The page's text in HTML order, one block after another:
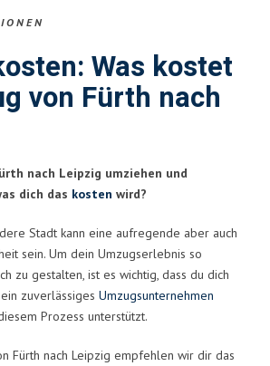
Was kostet
von Fürth nach
nach Leipzig umziehen und
dich das kosten wird?
Stadt kann eine aufregende aber auch
sein. Um dein Umzugserlebnis so
zu gestalten, ist es wichtig, dass du dich
zuverlässiges Umzugsunternehmen
Prozess unterstützt.
Fürth nach Leipzig empfehlen wir dir das